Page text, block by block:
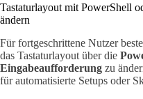
Tastaturlayout mit PowerShell
ändern
Für fortgeschrittene Nutzer
das Tastaturlayout über die
Eingabeaufforderung zu
für automatisierte Setups oder